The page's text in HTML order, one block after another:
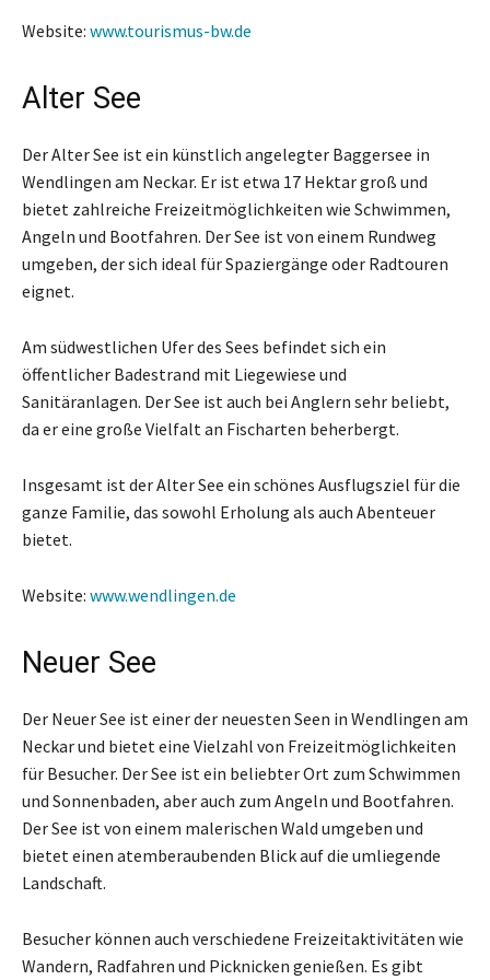
Website: www.tourismus-bw.de
Alter See
Der Alter See ist ein künstlich angelegter Baggersee in
Wendlingen am Neckar. Er ist etwa 17 Hektar groß und
bietet zahlreiche Freizeitmöglichkeiten wie Schwimmen,
Angeln und Bootfahren. Der See ist von einem Rundweg
umgeben, der sich ideal für Spaziergänge oder Radtouren
eignet.
Am südwestlichen Ufer des Sees befindet sich ein
öffentlicher Badestrand mit Liegewiese und
Sanitäranlagen. Der See ist auch bei Anglern sehr beliebt,
da er eine große Vielfalt an Fischarten beherbergt.
Insgesamt ist der Alter See ein schönes Ausflugsziel für die
ganze Familie, das sowohl Erholung als auch Abenteuer
bietet.
Website: www.wendlingen.de
Neuer See
Der Neuer See ist einer der neuesten Seen in Wendlingen am
Neckar und bietet eine Vielzahl von Freizeitmöglichkeiten
für Besucher. Der See ist ein beliebter Ort zum Schwimmen
und Sonnenbaden, aber auch zum Angeln und Bootfahren.
Der See ist von einem malerischen Wald umgeben und
bietet einen atemberaubenden Blick auf die umliegende
Landschaft.
Besucher können auch verschiedene Freizeitaktivitäten wie
Wandern, Radfahren und Picknicken genießen. Es gibt